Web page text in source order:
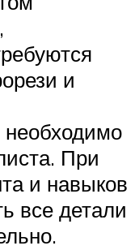
и
При
и навыков
все детали